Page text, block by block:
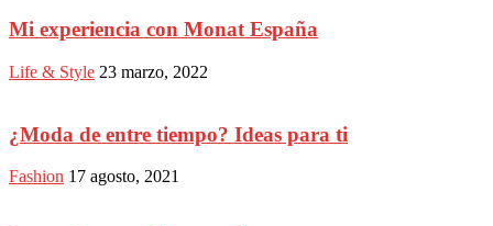
Mi experiencia con Monat España
Life & Style 23 marzo, 2022
¿Moda de entre tiempo? Ideas para ti
Fashion 17 agosto, 2021